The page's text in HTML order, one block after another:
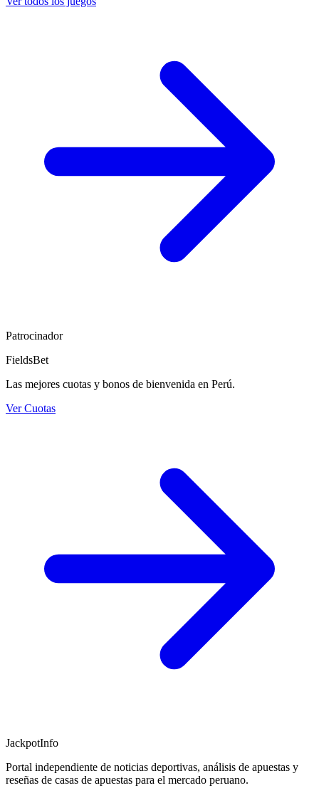
Patrocinador
FieldsBet
Las mejores cuotas y bonos de bienvenida en Perú.
Ver Cuotas
JackpotInfo
Portal independiente de noticias deportivas, análisis de apuestas y
reseñas de casas de apuestas para el mercado peruano.